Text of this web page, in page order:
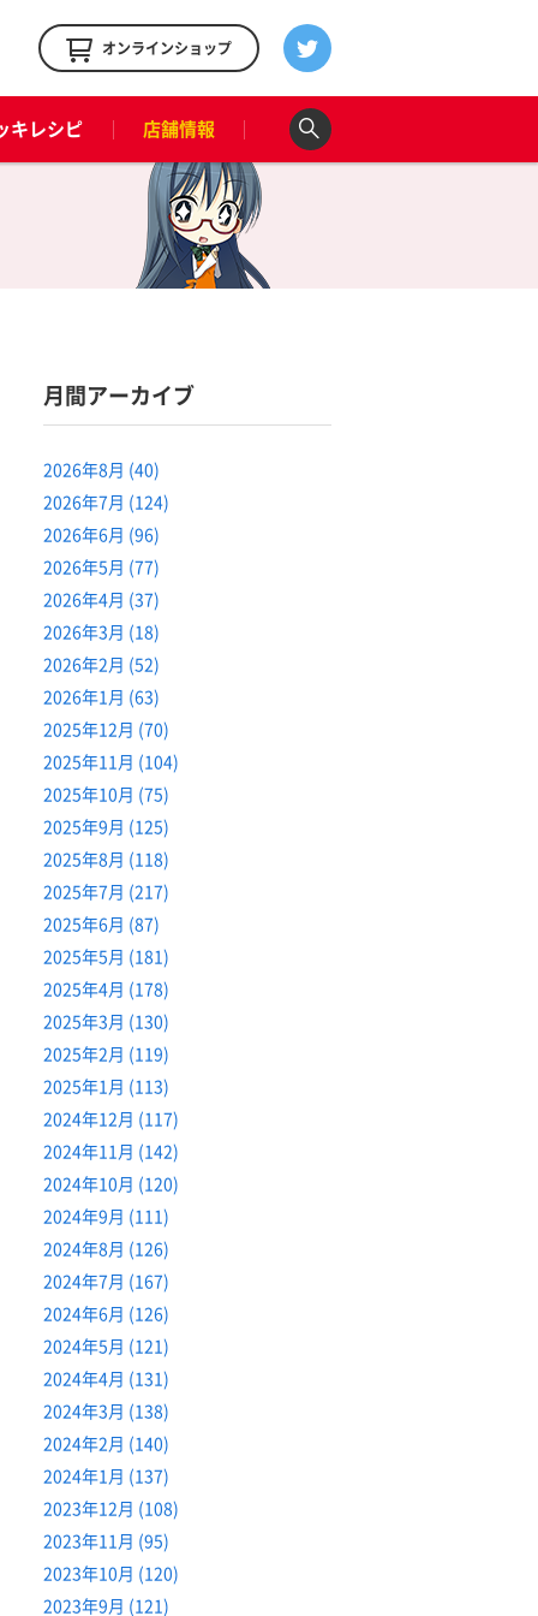
オンラインショップ
キレシピ 店舗情報
月間アーカイブ
2026年8月 (40)
2026年7月 (124)
2026年6月 (96)
2026年5月 (77)
2026年4月 (37)
2026年3月 (18)
2026年2月 (52)
2026年1月 (63)
2025年12月 (70)
2025年11月 (104)
2025年10月 (75)
2025年9月 (125)
2025年8月 (118)
2025年7月 (217)
2025年6月 (87)
2025年5月 (181)
2025年4月 (178)
2025年3月 (130)
2025年2月 (119)
2025年1月 (113)
2024年12月 (117)
2024年11月 (142)
2024年10月 (120)
2024年9月 (111)
2024年8月 (126)
2024年7月 (167)
2024年6月 (126)
2024年5月 (121)
2024年4月 (131)
2024年3月 (138)
2024年2月 (140)
2024年1月 (137)
2023年12月 (108)
2023年11月 (95)
2023年10月 (120)
2023年9月 (121)